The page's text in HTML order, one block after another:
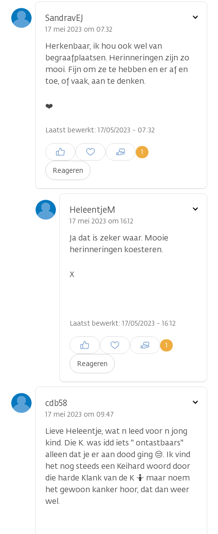
SandravEJ
17 mei 2023 om 07.32
Herkenbaar, ik hou ook wel van
begraafplaatsen. Herinneringen zijn zo
mooi. Fijn om ze te hebben en er af en
toe, of vaak, aan te denken.
❤️
Laatst bewerkt: 17/05/2023 - 07:32
Reageren
1
Inloggen om een reactie te
plaatsen
Toon
HeleentjeM
17 mei 2023 om 16.12
Ja dat is zeker waar. Mooie
herinneringen koesteren.
X
Laatst bewerkt: 17/05/2023 - 16:12
Reageren
1
Inloggen om een reactie te
plaatsen
Toon
cdb58
17 mei 2023 om 09.47
Lieve Heleentje, wat n leed voor n jong
kind. Die K. was idd iets " ontastbaars"
alleen dat je er aan dood ging 😒. Ik vind
het nog steeds een Keihard woord door
die harde Klank van de K 🤷 maar noem
het gewoon kanker hoor, dat dan weer
wel.
Toon